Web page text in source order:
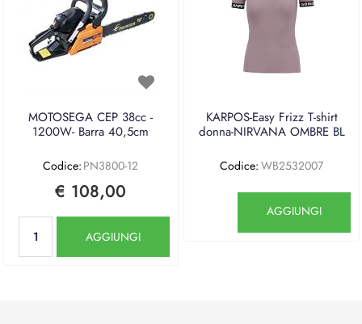
MOTOSEGA CEP 38cc -
1200W- Barra 40,5cm
Codice: PN3800-12
€ 108,00
AGGIUNGI
KARPOS-Easy Frizz T-shirt
donna-NIRVANA OMBRE BL
Codice: WB2532007
AGGIUNGI